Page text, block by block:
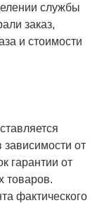
службы
заказ,
и стоимости
зависимости от
гарантии от
товаров.
фактического